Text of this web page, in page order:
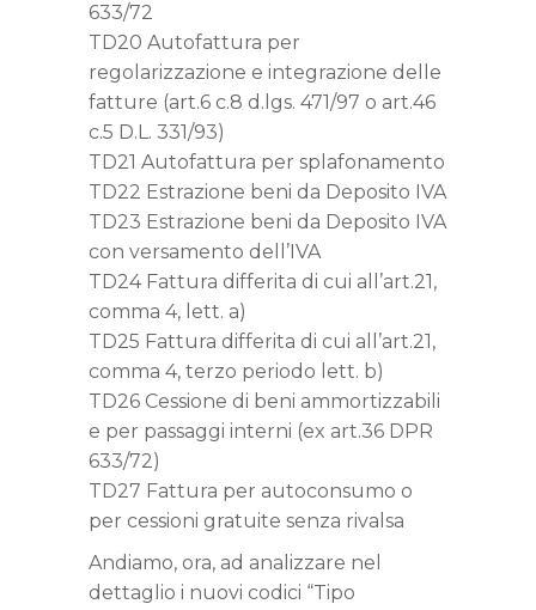
633/72
TD20 Autofattura per
regolarizzazione e integrazione delle
fatture (art.6 c.8 d.lgs. 471/97 o art.46
c.5 D.L. 331/93)
TD21 Autofattura per splafonamento
TD22 Estrazione beni da Deposito IVA
TD23 Estrazione beni da Deposito IVA
con versamento dell’IVA
TD24 Fattura differita di cui all’art.21,
comma 4, lett. a)
TD25 Fattura differita di cui all’art.21,
comma 4, terzo periodo lett. b)
TD26 Cessione di beni ammortizzabili
e per passaggi interni (ex art.36 DPR
633/72)
TD27 Fattura per autoconsumo o
per cessioni gratuite senza rivalsa
Andiamo, ora, ad analizzare nel
dettaglio i nuovi codici “Tipo